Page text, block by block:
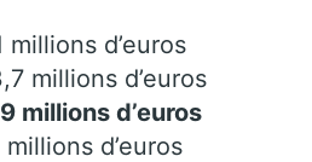
millions d’euros
millions d’euros
millions d’euros
d’euros